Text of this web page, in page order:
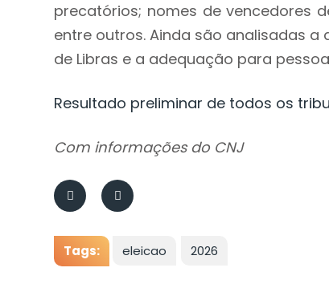
precatórios; nomes de vencedores
entre outros. Ainda são analisadas
de Libras e a adequação para
Resultado preliminar de todos os
Com informações do CNJ
Tags: eleicao 2026